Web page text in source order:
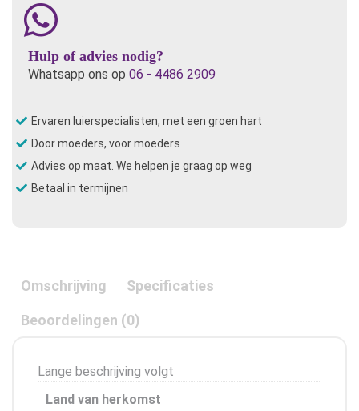
Hulp of advies nodig?
Whatsapp ons op 06 - 4486 2909
Ervaren luierspecialisten, met een groen hart
Door moeders, voor moeders
Advies op maat. We helpen je graag op weg
Betaal in termijnen
Omschrijving Specificaties
Beoordelingen (0)
Lange beschrijving volgt
Land van herkomst